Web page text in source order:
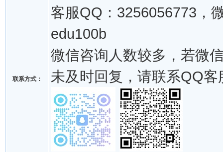
联系方式：
客服QQ：3256056773，
edu100b
微信咨询人数较多，若微
未及时回复，请联系QQ客